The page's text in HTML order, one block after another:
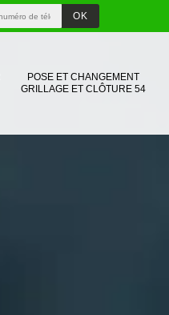
POSE ET CHANGEMENT
GRILLAGE ET CLÔTURE 54